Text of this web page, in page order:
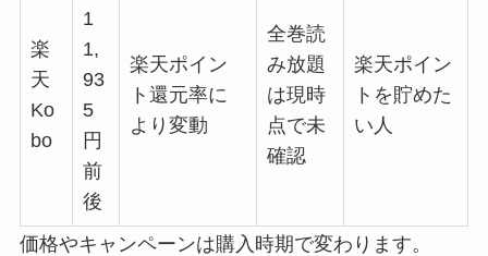
楽
天
Ko
bo
1
1,
93
5
円
前
後
楽天ポイン
ト還元率に
より変動
全巻読
み放題
は現時
点で未
確認
楽天ポイン
トを貯めた
い人
価格やキャンペーンは購入時期で変わります。